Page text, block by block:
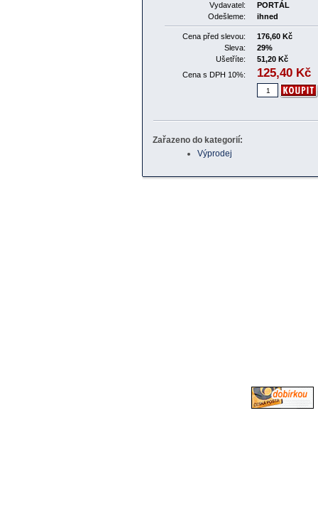
Vydavatel:
PORTÁL
Odešleme:
ihned
Cena před slevou:
176,60 Kč
Sleva:
29%
Ušetříte:
51,20 Kč
Cena s DPH 10%:
125,40 Kč
Zařazeno do kategorií:
Výprodej